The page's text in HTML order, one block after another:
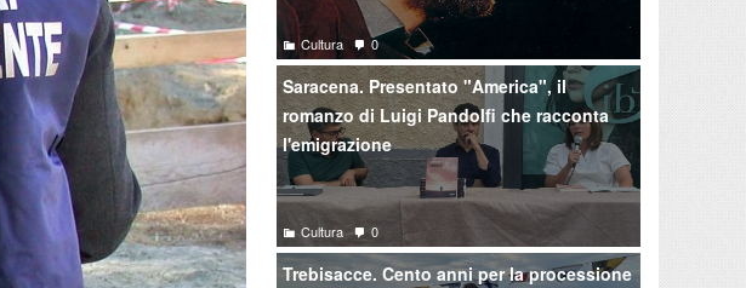
Cultura 0
Saracena. Presentato "America", il
romanzo di Luigi Pandolfi che racconta
l'emigrazione
Cultura 0
Trebisacce. Cento anni per la processione